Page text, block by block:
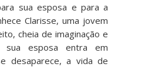
sua esposa e para a
Clarisse, uma jovem
cheia de imaginação e
sua esposa entra em
desaparece, a vida de